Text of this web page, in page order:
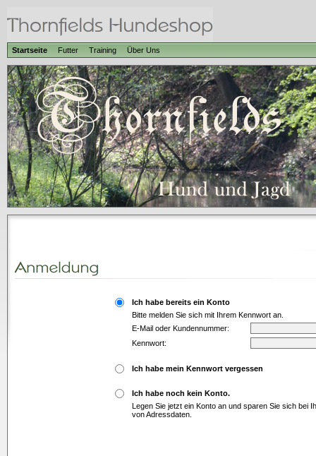
Startseite Futter Training Über Uns
Ich habe bereits ein Konto
Bitte melden Sie sich mit Ihrem Kennwort an.
E-Mail oder Kundennummer:
Kennwort:
Ich habe mein Kennwort vergessen
Ich habe noch kein Konto.
Legen Sie jetzt ein Konto an und sparen Sie sich bei
von Adressdaten.